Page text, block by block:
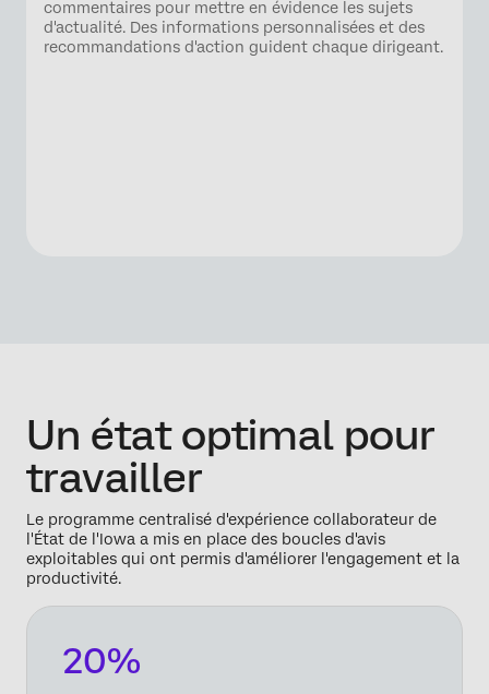
commentaires pour mettre en évidence les sujets
d'actualité. Des informations personnalisées et des
recommandations d'action guident chaque dirigeant.
Un état optimal pour
travailler
Le programme centralisé d'expérience collaborateur de
l'État de l'Iowa a mis en place des boucles d'avis
exploitables qui ont permis d'améliorer l'engagement et la
productivité.
20%